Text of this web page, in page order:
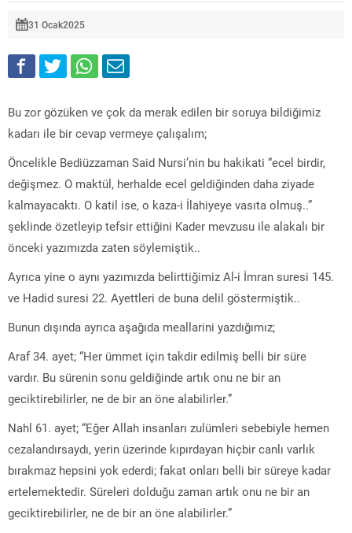
31 Ocak2025
Bu zor gözüken ve çok da merak edilen bir soruya bildiğimiz
kadarı ile bir cevap vermeye çalışalım;
Öncelikle Bediüzzaman Said Nursi’nin bu hakikati “ecel birdir,
değişmez. O maktül, herhalde ecel geldiğinden daha ziyade
kalmayacaktı. O katil ise, o kaza-i İlahiyeye vasıta olmuş..”
şeklinde özetleyip tefsir ettiğini Kader mevzusu ile alakalı bir
önceki yazımızda zaten söylemiştik..
Ayrıca yine o aynı yazımızda belirttiğimiz Al-i İmran suresi 145.
ve Hadid suresi 22. Ayettleri de buna delil göstermiştik..
Bunun dışında ayrıca aşağıda meallarini yazdığımız;
Araf 34. ayet; “Her ümmet için takdir edilmiş belli bir süre
vardır. Bu sürenin sonu geldiğinde artık onu ne bir an
geciktirebilirler, ne de bir an öne alabilirler.”
Nahl 61. ayet; “Eğer Allah insanları zulümleri sebebiyle hemen
cezalandırsaydı, yerin üzerinde kıpırdayan hiçbir canlı varlık
bırakmaz hepsini yok ederdi; fakat onları belli bir süreye kadar
ertelemektedir. Süreleri dolduğu zaman artık onu ne bir an
geciktirebilirler, ne de bir an öne alabilirler.”